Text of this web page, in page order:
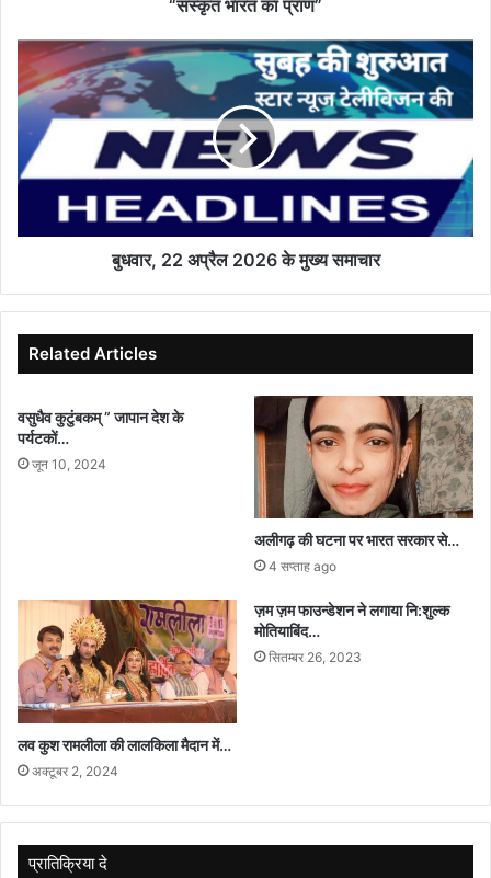
“संस्कृत
भारत
का
प्राण”
“संस्कृत भारत का प्राण”
बुधवार,
22
अप्रैल
2026
मुख्य
समाचार
बुधवार, 22 अप्रैल 2026 के मुख्य समाचार
Related Articles
वसुधैव कुटुंबकम् ” जापान देश के
पर्यटकों…
जून 10, 2024
अलीगढ़ की घटना पर भारत सरकार से…
4 सप्ताह ago
लव कुश रामलीला की लालकिला मैदान में…
अक्टूबर 2, 2024
ज़म ज़म फाउन्डेशन ने लगाया नि:शुल्क
मोतियाबिंद…
सितम्बर 26, 2023
प्रातिक्रिया दे